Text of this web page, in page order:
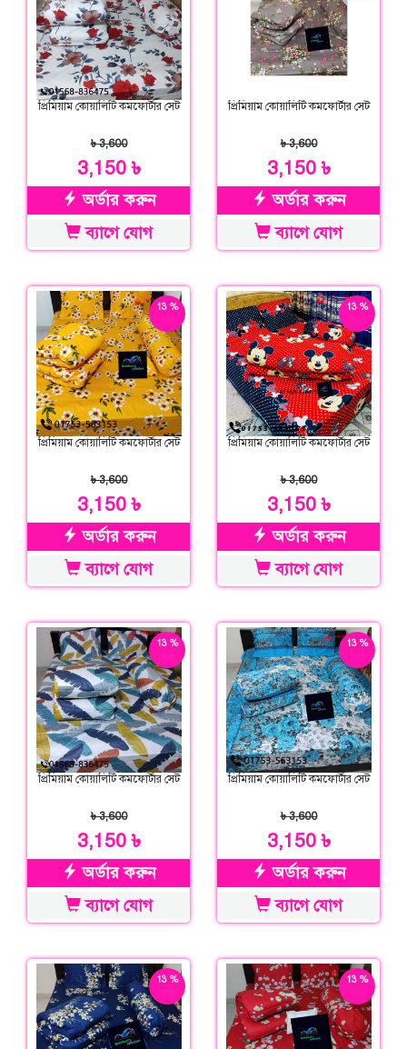
প্রিমিয়াম কোয়ালিটি কমফোর্টার সেট
৳ 3,600
3,150 ৳
অর্ডার করুন
ব্যাগে যোগ
প্রিমিয়াম কোয়ালিটি কমফোর্টার সেট
৳ 3,600
3,150 ৳
অর্ডার করুন
ব্যাগে যোগ
13 %
প্রিমিয়াম কোয়ালিটি কমফোর্টার সেট
৳ 3,600
3,150 ৳
অর্ডার করুন
ব্যাগে যোগ
13 %
প্রিমিয়াম কোয়ালিটি কমফোর্টার সেট
৳ 3,600
3,150 ৳
অর্ডার করুন
ব্যাগে যোগ
13 %
প্রিমিয়াম কোয়ালিটি কমফোর্টার সেট
৳ 3,600
3,150 ৳
অর্ডার করুন
ব্যাগে যোগ
13 %
প্রিমিয়াম কোয়ালিটি কমফোর্টার সেট
৳ 3,600
3,150 ৳
অর্ডার করুন
ব্যাগে যোগ
13 %
13 %